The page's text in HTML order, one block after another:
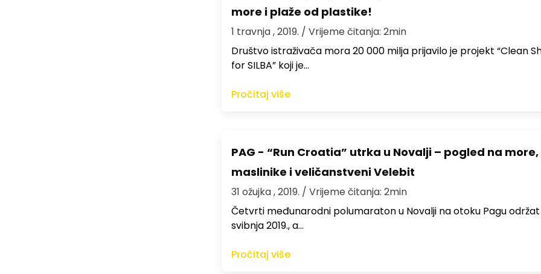
more i plaže od plastike!
1 travnja , 2019. / Vrijeme čitanja: 2min
Društvo istraživača mora 20 000 milja prijavilo je projekt “Clean
for SILBA” koji je…
Pročitaj više
PAG - “Run Croatia” utrka u Novalji – pogled na more,
maslinike i veličanstveni Velebit
31 ožujka , 2019. / Vrijeme čitanja: 2min
Četvrti međunarodni polumaraton u Novalji na otoku Pagu održat
svibnja 2019., a…
Pročitaj više